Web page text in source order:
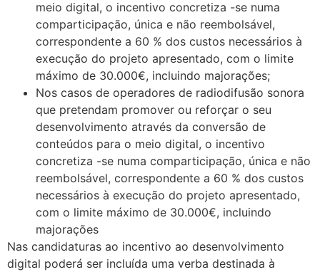
meio digital, o incentivo concretiza -se numa
comparticipação, única e não reembolsável,
correspondente a 60 % dos custos necessários à
execução do projeto apresentado, com o limite
máximo de 30.000€, incluindo majorações;
Nos casos de operadores de radiodifusão sonora
que pretendam promover ou reforçar o seu
desenvolvimento através da conversão de
conteúdos para o meio digital, o incentivo
concretiza -se numa comparticipação, única e não
reembolsável, correspondente a 60 % dos custos
necessários à execução do projeto apresentado,
com o limite máximo de 30.000€, incluindo
majorações
Nas candidaturas ao incentivo ao desenvolvimento
digital poderá ser incluída uma verba destinada à